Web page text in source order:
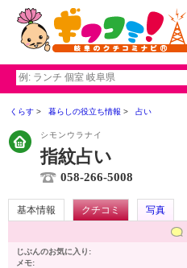
くらす 暮らしの役立ち情報 占い
シモンウラナイ
指紋占い
058-266-5008
基本情報 クチコミ
写真
じぶんのお気に入り:
メモ: